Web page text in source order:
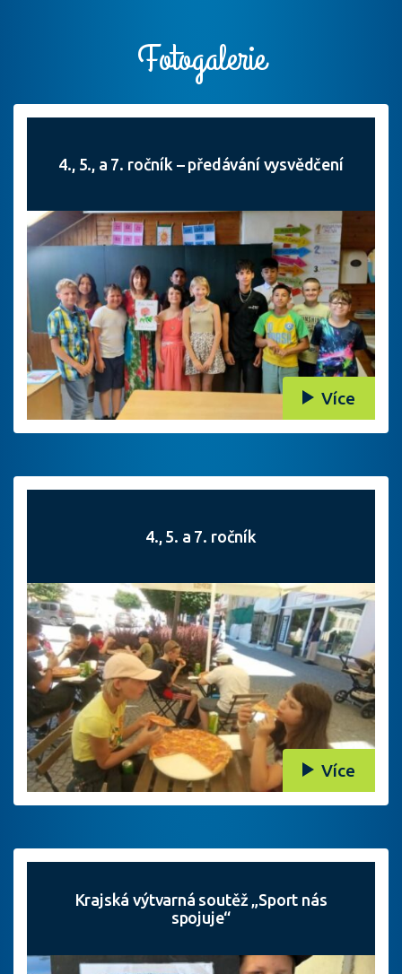
Fotogalerie
4., 5., a 7. ročník – předávání vysvědčení
Více
4., 5. a 7. ročník
Více
Krajská výtvarná soutěž „Sport nás
spojuje“